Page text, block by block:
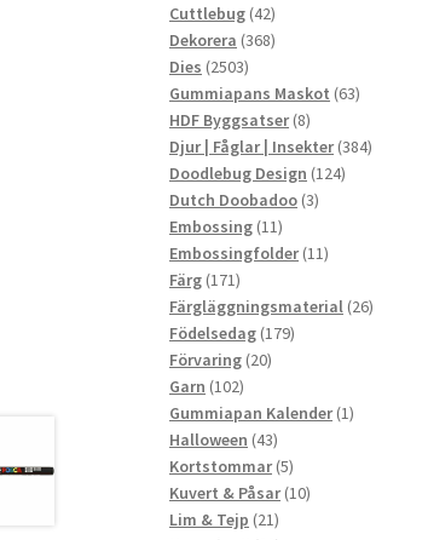
Cuttlebug 4242
produkter
Dekorera 368368
Dies 25032503
produkter
Gummiapans Maskot 6363
HDF Byggsatser 88
produkter
Djur | Fåglar | Insekter 384384
Doodlebug Design 124124
Dutch Doobadoo 33
Embossing 1111
produkter
Embossingfolder 1111
Färg 171171
produkter
Färgläggningsmaterial 2626
Födelsedag 179179
Förvaring 2020
Garn 102102
produkter
Gummiapan Kalender 11
Halloween 4343
produkter
Kortstommar 55
produkter
Kuvert & Påsar 1010
Lim & Tejp 2121